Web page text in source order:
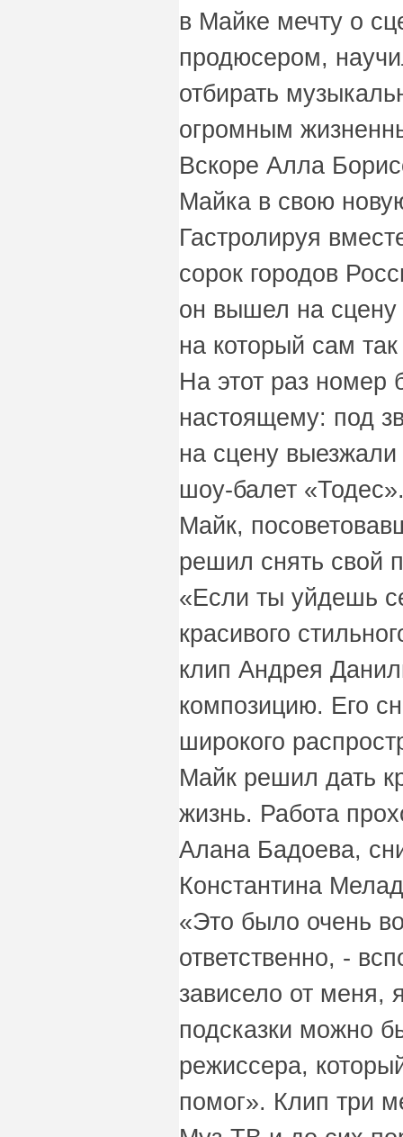
в Майке мечту о
продюсером,
отбирать
огромным
Вскоре Алла
Майка в свою
Гастролируя
сорок городов
он вышел на сцену
на который сам
На этот раз номер
настоящему: под
на сцену
шоу-балет
Майк,
решил снять свой
«Если ты уйдешь
красивого
клип Андрея
композицию. Его
широкого
Майк решил дать
жизнь. Работа
Алана Бадоева,
Константина
«Это было очень
ответственно, -
зависело от меня,
подсказки можно
режиссера,
помог». Клип три